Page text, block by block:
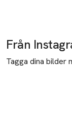
Från
Tagga dina bilder